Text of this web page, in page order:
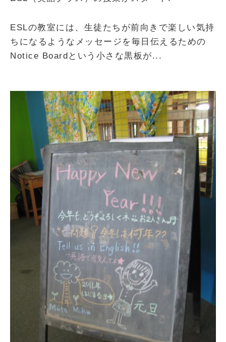
ESLの教室には、生徒たちが前向きで楽しい気持
ちになるようなメッセージを毎日伝えるための
Notice Boardという小さな黒板が...